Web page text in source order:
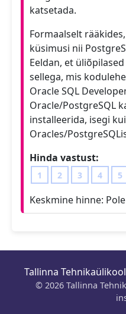
katsetada.
Formaalselt
küsimusi nii
Eeldan, et
sellega, mis
Oracle SQL
Oracle/PostgreSQL
installeerida, isegi
Oracles/
Hinda vastust:
1 2 3 4 5
Keskmine hinne:
Tallinna Tehnikaülikool
© 2026 Tallinna